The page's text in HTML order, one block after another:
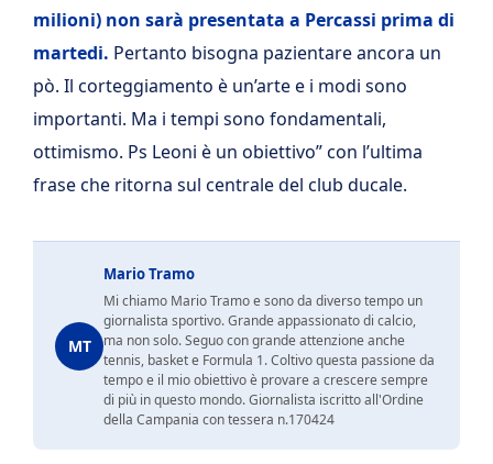
milioni) non sarà presentata a Percassi prima di
martedi. Pertanto bisogna pazientare ancora un
pò. Il corteggiamento è un’arte e i modi sono
importanti. Ma i tempi sono fondamentali,
ottimismo. Ps Leoni è un obiettivo” con l’ultima
frase che ritorna sul centrale del club ducale.
MT
Mario Tramo
Mi chiamo Mario Tramo e sono da diverso tempo un
giornalista sportivo. Grande appassionato di calcio,
ma non solo. Seguo con grande attenzione anche
tennis, basket e Formula 1. Coltivo questa passione da
tempo e il mio obiettivo è provare a crescere sempre
di più in questo mondo. Giornalista iscritto all'Ordine
della Campania con tessera n.170424